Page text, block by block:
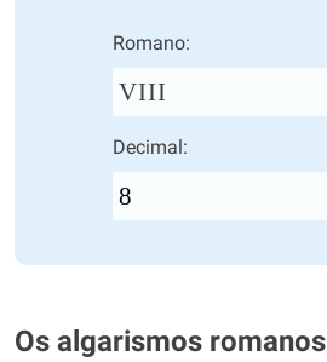
Romano:
VIII
Decimal:
Os algarismos romanos